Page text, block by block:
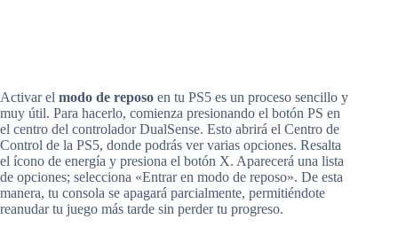
Activar el modo de reposo en tu PS5 es un proceso sencillo y
muy útil. Para hacerlo, comienza presionando el botón PS en
el centro del controlador DualSense. Esto abrirá el Centro de
Control de la PS5, donde podrás ver varias opciones. Resalta
el ícono de energía y presiona el botón X. Aparecerá una lista
de opciones; selecciona «Entrar en modo de reposo». De esta
manera, tu consola se apagará parcialmente, permitiéndote
reanudar tu juego más tarde sin perder tu progreso.